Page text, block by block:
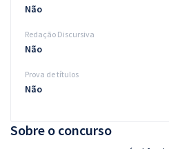
Sobre o concurso
Não
Redação Discursiva
Não
Prova de títulos
Não